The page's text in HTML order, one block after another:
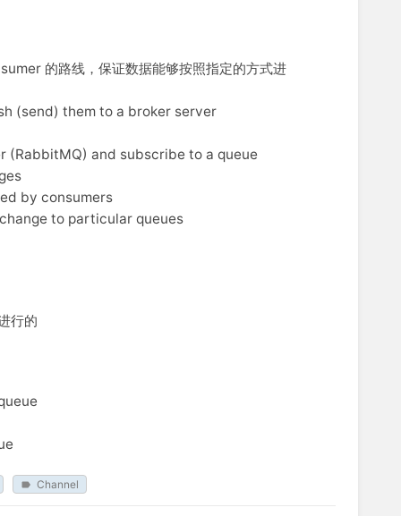
的路线，保证数据能够按照指定的方式进
(send) them to a broker server
(RabbitMQ) and subscribe to a queue
by consumers
to particular queues
行的
Channel